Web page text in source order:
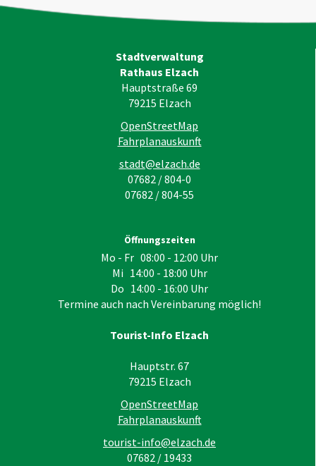
Stadtverwaltung
Rathaus Elzach
Hauptstraße 69
79215 Elzach
OpenStreetMap
Fahrplanauskunft
stadt@elzach.de
07682 / 804-0
07682 / 804-55
Öffnungszeiten
Mo - Fr 08:00 - 12:00 Uhr
Mi 14:00 - 18:00 Uhr
Do 14:00 - 16:00 Uhr
Termine auch nach Vereinbarung möglich!
Tourist-Info Elzach
Hauptstr. 67
79215 Elzach
OpenStreetMap
Fahrplanauskunft
tourist-info@elzach.de
07682 / 19433